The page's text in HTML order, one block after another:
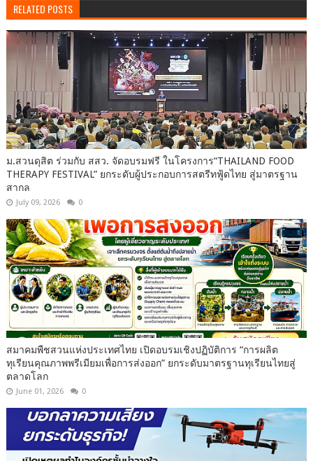
RELATED POSTS
ม.สวนดุสิต ร่วมกับ สสว. จัดอบรมฟรี ในโครงการ“THAILAND FOOD
THERAPY FESTIVAL” ยกระดับผู้ประกอบการสตรีทฟู้ดไทย สู่มาตรฐาน
สากล
July 09, 2026 0
สมาคมพืชสวนแห่งประเทศไทย เปิดอบรมเชิงปฏิบัติการ “การผลิต
ทุเรียนคุณภาพพรีเมียมเพื่อการส่งออก” ยกระดับมาตรฐานทุเรียนไทยสู่
ตลาดโลก
June 01, 2026 0